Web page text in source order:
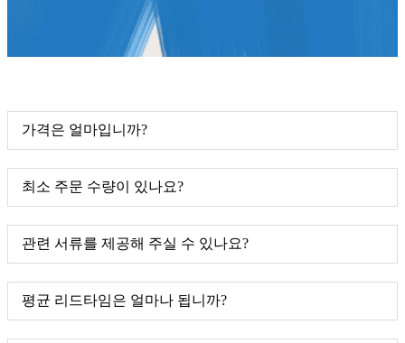
가격은 얼마입니까?
최소 주문 수량이 있나요?
관련 서류를 제공해 주실 수 있나요?
평균 리드타임은 얼마나 됩니까?